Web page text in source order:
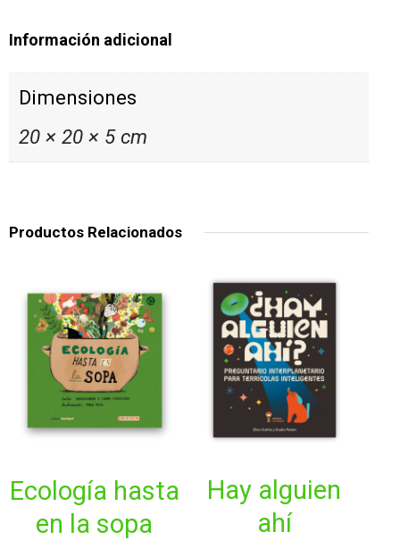
Información adicional
Dimensiones
20 × 20 × 5 cm
Productos Relacionados
ecología hasta
en la sopa
hay alguien
ahí